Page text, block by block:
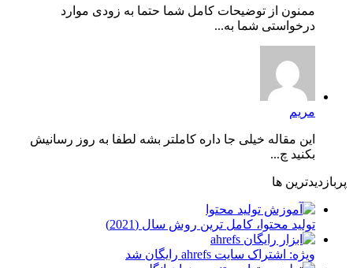
ممنون از توضیحات کامل شما حتما به زودی موارد
درخواستی شما به...
مریم
این مقاله خیلی جا داره کاملتر بشه لطفا به روز رسانیش
بکنید چ...
پربازدیدترین ها
توليد محتوا، کامل ترین روش سال (2021)
ویژه: اشتراک سایت ahrefs رایگان شد